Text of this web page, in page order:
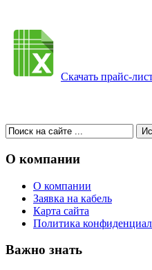
Скачать прайс-
О компании
О компании
Заявка на кабель
Карта сайта
Политика
Важно знать